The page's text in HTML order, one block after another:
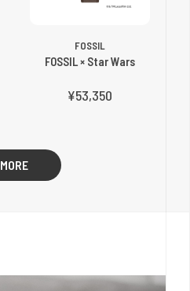
FOSSIL
FOSSIL × Star Wars
¥53,350
MORE